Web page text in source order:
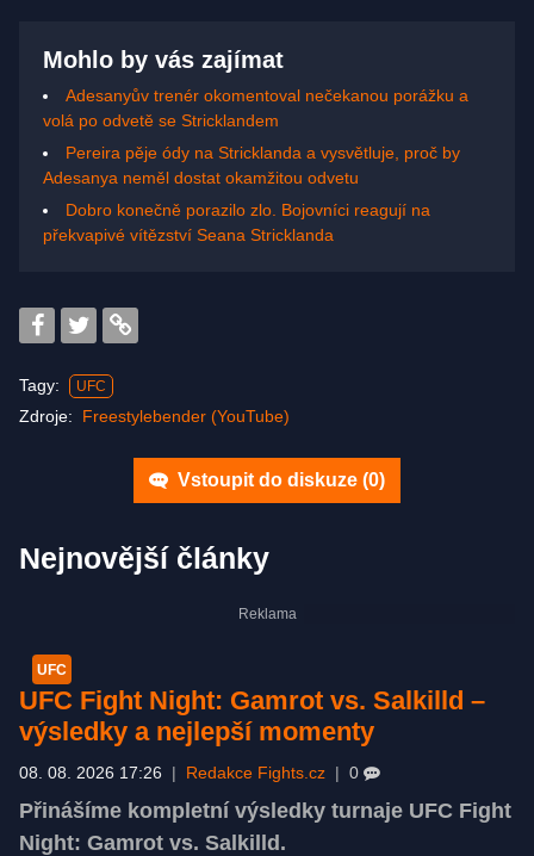
Mohlo by vás zajímat
Adesanyův trenér okomentoval nečekanou porážku a
volá po odvetě se Stricklandem
Pereira pěje ódy na Stricklanda a vysvětluje, proč by
Adesanya neměl dostat okamžitou odvetu
Dobro konečně porazilo zlo. Bojovníci reagují na
překvapivé vítězství Seana Stricklanda
Tagy: UFC
Zdroje: Freestylebender (YouTube)
Vstoupit do diskuze (0)
Nejnovější články
UFC
UFC Fight Night: Gamrot vs. Salkilld –
výsledky a nejlepší momenty
08. 08. 2026 17:26 | Redakce Fights.cz | 0
Přinášíme kompletní výsledky turnaje UFC Fight
Night: Gamrot vs. Salkilld.